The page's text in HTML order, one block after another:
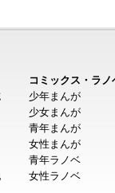
コミックス・ラノ
少年まんが
少女まんが
青年まんが
女性まんが
青年ラノベ
女性ラノベ